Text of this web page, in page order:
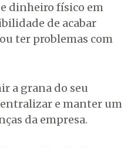
dinheiro físico em
de acabar
ter problemas com
a grana do seu
e manter um
da empresa.